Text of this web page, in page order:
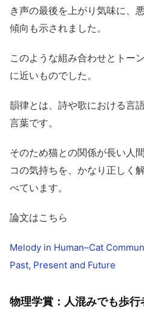
き声の最後を上がり気味に、
傾向も示されました。
このような組み合わせとトー
に近いものでした。
韻律とは、詩や歌における言
言葉です。
そのため猫との関係が長い人
コの気持ちを、かなり正しく
べています。
論文はこちら
Melody in Human–Cat
Past, Present and Future
物理学賞：人混みでも歩